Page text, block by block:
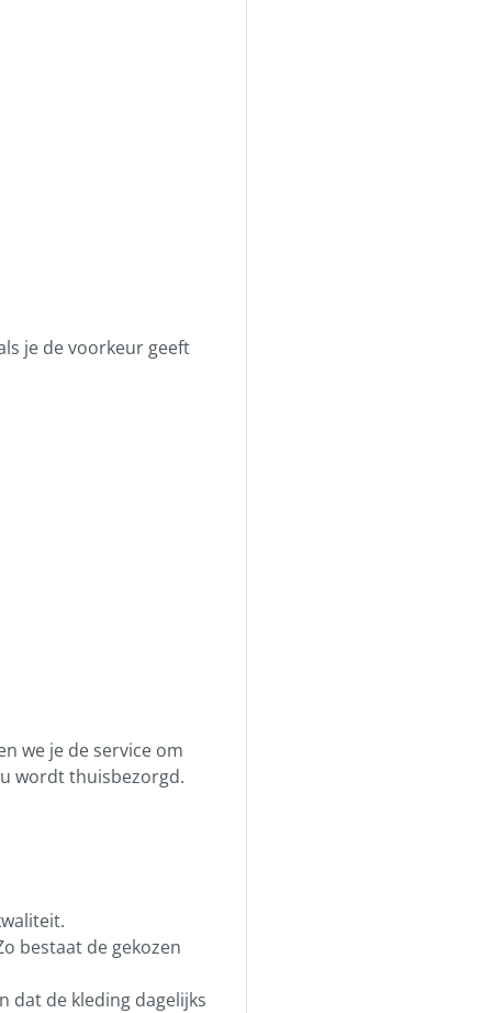
je de voorkeur geeft
we je de service om
wordt thuisbezorgd.
bestaat de gekozen
dat de kleding dagelijks